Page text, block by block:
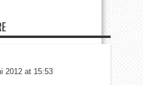
2012 at 15:53